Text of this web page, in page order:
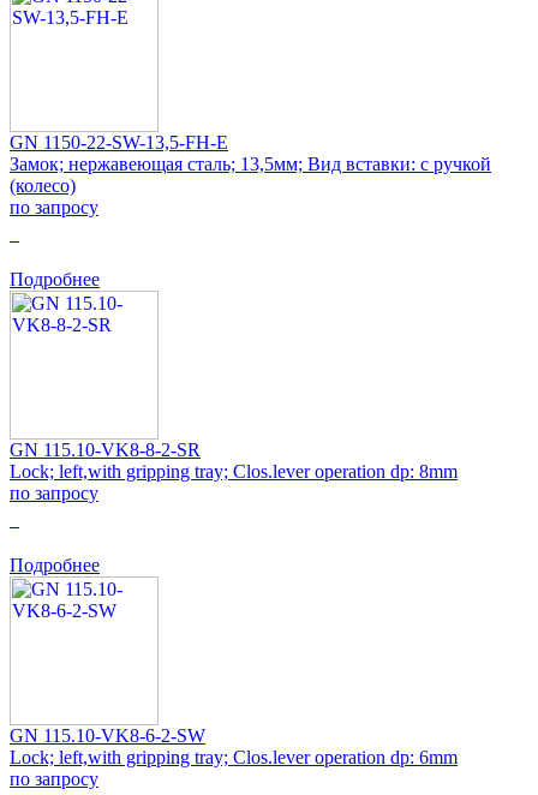
GN 1150-22-SW-13,5-FH-E
Замок; нержавеющая сталь; 13,5мм; Вид вставки: с ручкой
(колесо)
по запросу
Подробнее
GN 115.10-VK8-8-2-SR
Lock; left,with gripping tray; Clos.lever operation dp: 8mm
по запросу
Подробнее
GN 115.10-VK8-6-2-SW
Lock; left,with gripping tray; Clos.lever operation dp: 6mm
по запросу